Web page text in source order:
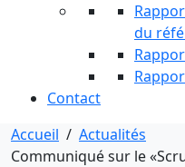
du
Contact
Accueil / Actualités
Communiqué sur le